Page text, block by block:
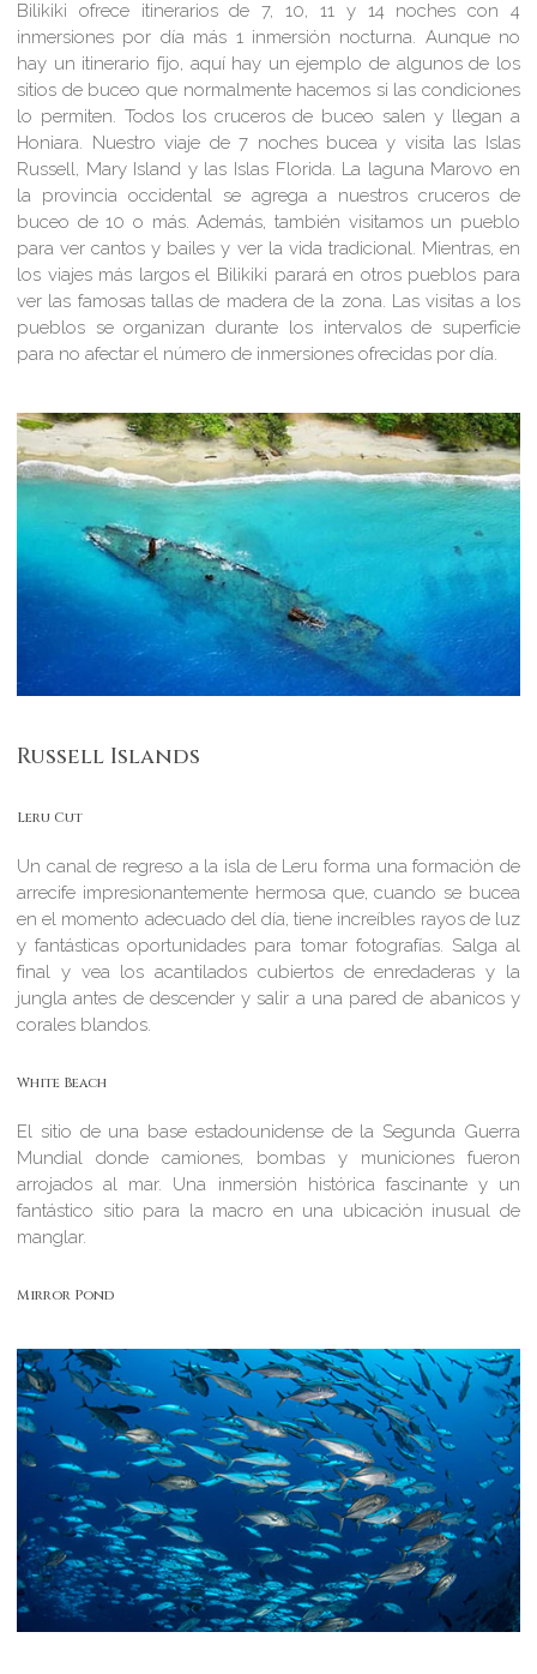
Bilikiki ofrece itinerarios de 7, 10, 11 y 14 noches con 4
inmersiones por día más 1 inmersión nocturna. Aunque no
hay un itinerario fijo, aquí hay un ejemplo de algunos de los
sitios de buceo que normalmente hacemos si las condiciones
lo permiten. Todos los cruceros de buceo salen y llegan a
Honiara. Nuestro viaje de 7 noches bucea y visita las Islas
Russell, Mary Island y las Islas Florida. La laguna Marovo en
la provincia occidental se agrega a nuestros cruceros de
buceo de 10 o más. Además, también visitamos un pueblo
para ver cantos y bailes y ver la vida tradicional. Mientras, en
los viajes más largos el Bilikiki parará en otros pueblos para
ver las famosas tallas de madera de la zona. Las visitas a los
pueblos se organizan durante los intervalos de superficie
para no afectar el número de inmersiones ofrecidas por día.
Russell Islands
Leru Cut
Un canal de regreso a la isla de Leru forma una formación de
arrecife impresionantemente hermosa que, cuando se bucea
en el momento adecuado del día, tiene increíbles rayos de luz
y fantásticas oportunidades para tomar fotografías. Salga al
final y vea los acantilados cubiertos de enredaderas y la
jungla antes de descender y salir a una pared de abanicos y
corales blandos.
White Beach
El sitio de una base estadounidense de la Segunda Guerra
Mundial donde camiones, bombas y municiones fueron
arrojados al mar. Una inmersión histórica fascinante y un
fantástico sitio para la macro en una ubicación inusual de
manglar.
Mirror Pond